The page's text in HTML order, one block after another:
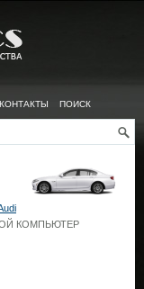
КОНТАКТЫ ПОИСК
КОМПЬЮТЕР